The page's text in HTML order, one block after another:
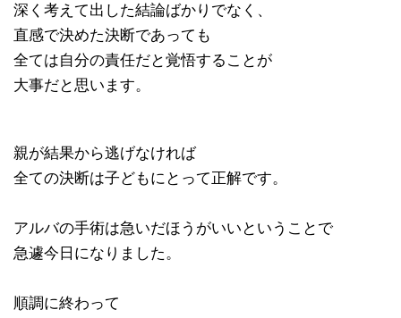
深く考えて出した結論ばかりでなく、
直感で決めた決断であっても
全ては自分の責任だと覚悟することが
大事だと思います。
親が結果から逃げなければ
全ての決断は子どもにとって正解です。
アルバの手術は急いだほうがいいということで
急遽今日になりました。
順調に終わって